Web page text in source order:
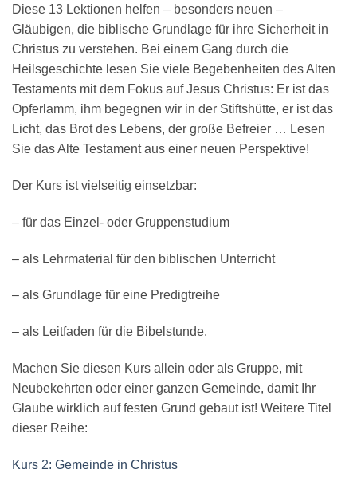
Diese 13 Lektionen helfen – besonders neuen –
Gläubigen, die biblische Grundlage für ihre Sicherheit in
Christus zu verstehen. Bei einem Gang durch die
Heilsgeschichte lesen Sie viele Begebenheiten des Alten
Testaments mit dem Fokus auf Jesus Christus: Er ist das
Opferlamm, ihm begegnen wir in der Stiftshütte, er ist das
Licht, das Brot des Lebens, der große Befreier … Lesen
Sie das Alte Testament aus einer neuen Perspektive!
Der Kurs ist vielseitig einsetzbar:
– für das Einzel- oder Gruppenstudium
– als Lehrmaterial für den biblischen Unterricht
– als Grundlage für eine Predigtreihe
– als Leitfaden für die Bibelstunde.
Machen Sie diesen Kurs allein oder als Gruppe, mit
Neubekehrten oder einer ganzen Gemeinde, damit Ihr
Glaube wirklich auf festen Grund gebaut ist! Weitere Titel
dieser Reihe:
Kurs 2: Gemeinde in Christus